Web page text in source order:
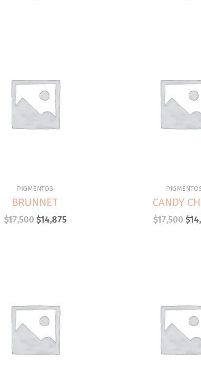
PIGMENTOS
BRUNNET
$17,500 $14,875
CANDY
$17,500 $